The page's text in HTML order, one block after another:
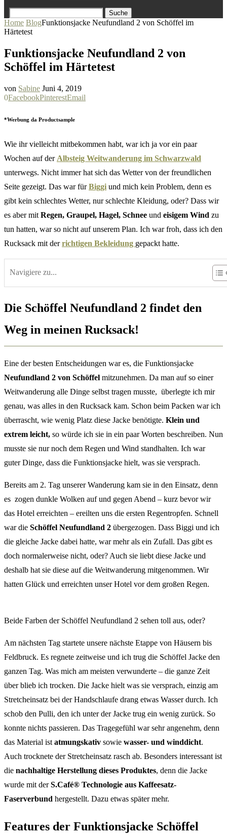
Suche
Home BlogFunktionsjacke Neufundland 2 von Schöffel im
Härtetest
Funktionsjacke Neufundland 2 von
Schöffel im Härtetest
von Sabine Juni 4, 2019
0FacebookPinterestEmail
*Werbung da Productsample
Wie ihr vielleicht mitbekommen habt, war ich ja vor ein paar
Wochen auf der Albsteig Weitwanderung im Schwarzwald
unterwegs. Nicht immer hat sich das Wetter von der freundlichen
Seite gezeigt. Das war fürBiggi und mich kein Problem, denn es
gibt kein schlechtes Wetter, nur schlechte Kleidung, oder? Dass wir
es aber mit Regen, Graupel, Hagel, Schnee und eisigem Wind zu
tun hatten, war so nicht auf unserem Plan. Ich war froh, dass ich den
Rucksack mit derrichtigen Bekleidung gepackt hatte.
Navigiere zu...
Die Schöffel Neufundland 2 findet den
Weg in meinen Rucksack!
Eine der besten Entscheidungen war es, die Funktionsjacke
Neufundland 2 von Schöffel mitzunehmen. Da man auf so einer
Weitwanderung alle Dinge selbst tragen musste, überlegte ich mir
genau, was alles in den Rucksack kam. Schon beim Packen war ich
überrascht, wie wenig Platz diese Jacke benötigte. Klein und
extrem leicht, so würde ich sie in ein paar Worten beschreiben. Nun
musste sie nur noch dem Regen und Wind standhalten. Ich war
guter Dinge, dass die Funktionsjacke hielt, was sie versprach.
Bereits am 2. Tag unserer Wanderung kam sie in den Einsatz, denn
es zogen dunkle Wolken auf und gegen Abend – kurz bevor wir
das Hotel erreichten – ereilten uns die ersten Regentropfen. Schnell
war die Schöffel Neufundland 2 übergezogen. Dass Biggi und ich
die gleiche Jacke dabei hatte, war mehr als ein Zufall. Das gibt es
doch normalerweise nicht, oder? Auch sie liebt diese Jacke und
deshalb hat sie diese auf die Weitwanderung mitgenommen. Wir
hatten Glück und erreichten unser Hotel vor dem großen Regen.
Beide Farben der Schöffel Neufundland 2 sehen toll aus, oder?
Am nächsten Tag startete unsere nächste Etappe von Häusern bis
Feldbruck. Es regnete zeitweise und ich trug die Schöffel Jacke den
ganzen Tag. Was mich am meisten verwunderte – die ganze Zeit
über blieb ich trocken. Die Jacke hielt was sie versprach, einzig am
Stretcheinsatz bei der Handschlaufe drang etwas Wasser durch. Ich
schob den Pulli, den ich unter der Jacke trug ein wenig zurück. So
konnte nichts passieren. Das Tragegefühl war sehr angenehm, denn
das Material ist atmungskativ sowie wasser- und winddicht.
Auch trocknete der Stretcheinsatz rasch ab. Besonders interessant ist
die nachhaltige Herstellung dieses Produktes, denn die Jacke
wurde mit derS.Café® Technologie aus Kaffeesatz-
Faserverbund hergestellt. Dazu etwas später mehr.
Features der Funktionsjacke Schöffel